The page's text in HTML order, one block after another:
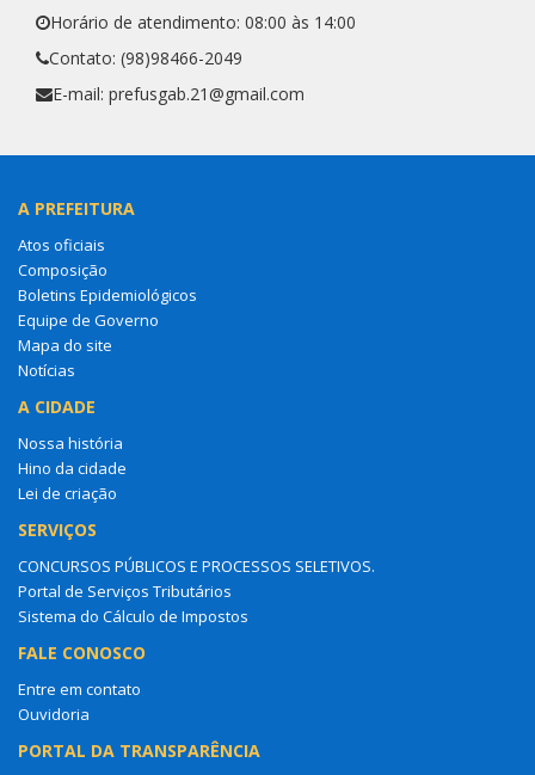
Horário de atendimento: 08:00 às 14:00
Contato: (98)98466-2049
E-mail: prefusgab.21@gmail.com
A PREFEITURA
Atos oficiais
Composição
Boletins Epidemiológicos
Equipe de Governo
Mapa do site
Notícias
A CIDADE
Nossa história
Hino da cidade
Lei de criação
SERVIÇOS
CONCURSOS PÚBLICOS E PROCESSOS SELETIVOS.
Portal de Serviços Tributários
Sistema do Cálculo de Impostos
FALE CONOSCO
Entre em contato
Ouvidoria
PORTAL DA TRANSPARÊNCIA